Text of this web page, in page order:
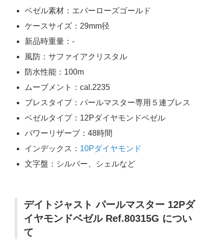
ベゼル素材：エバーローズゴールド
ケースサイズ：29mm径
新品時重量：-
風防：サファイアクリスタル
防水性能：100m
ムーブメント：cal.2235
ブレスタイプ：パールマスター専用５連ブレス
ベゼルタイプ：12Pダイヤモンドベゼル
パワーリザーブ：48時間
インデックス： 10Pダイヤモンド
文字盤：シルバー、シェルなど
デイトジャスト パールマスター 12Pダ
イヤモンドベゼル Ref.80315G につい
て